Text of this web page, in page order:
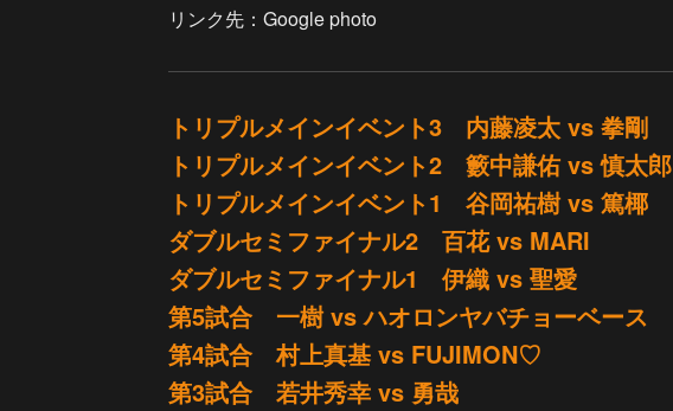
リンク先：Google photo
トリプルメインイベント3 内藤凌太 vs 拳剛
トリプルメインイベント2 籔中謙佑 vs 慎太郎
トリプルメインイベント1 谷岡祐樹 vs 篤椰
ダブルセミファイナル2 百花 vs MARI
ダブルセミファイナル1 伊織 vs 聖愛
第5試合 一樹 vs ハオロンヤバチョーベース
第4試合 村上真基 vs FUJIMON♡
第3試合 若井秀幸 vs 勇哉